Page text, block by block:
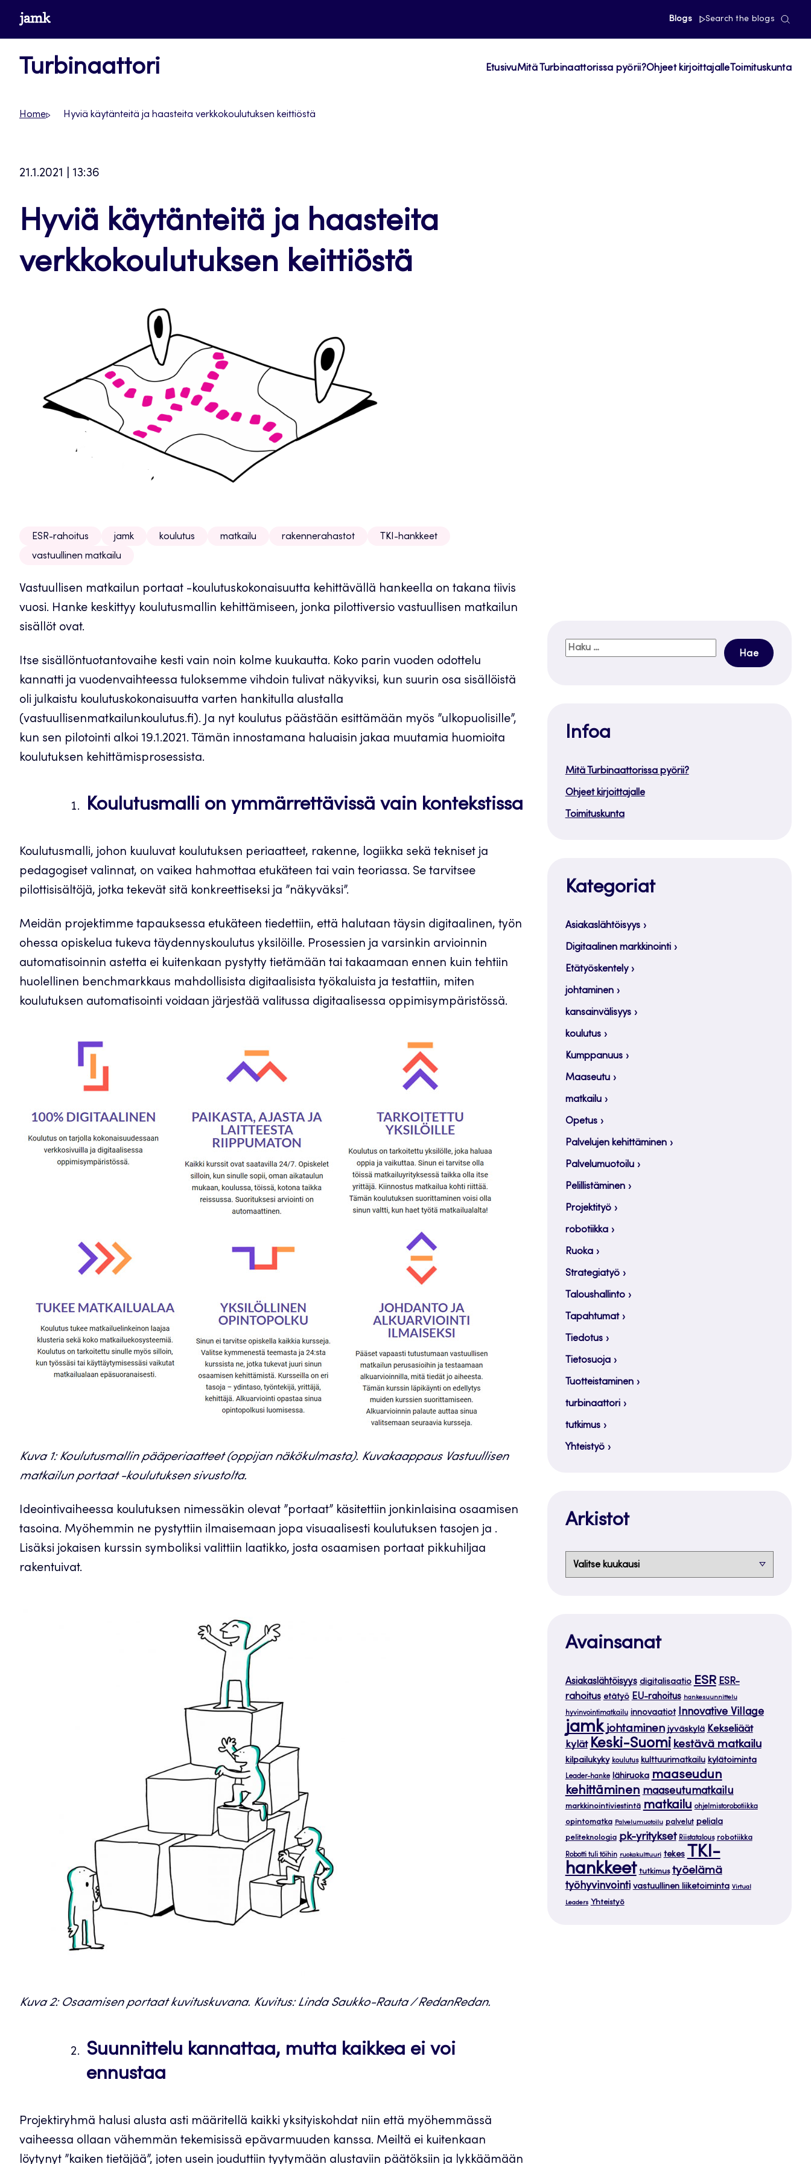
Siirrywww.jamk.fi Blogs Search the blogs
Turbinaattori EtusivuMitä Turbinaattorissa pyörii?Ohjeet kirjoittajalle Toimituskunta
Home Hyviä käytänteitä ja haasteita verkkokoulutuksen keittiöstä
21.1.2021 | 13:36
Hyviä käytänteitä ja haasteita
verkkokoulutuksen keittiöstä
ESR-rahoitus jamk koulutus matkailu rakennerahastot
TKI-hankkeet
vastuullinen matkailu
Vastuullisen matkailun portaat -koulutuskokonaisuutta kehittävällä hankeella on takana tiivis
vuosi. Hanke keskittyy koulutusmallin kehittämiseen, jonka pilottiversio vastuullisen matkailun
sisällöt ovat.
Itse sisällöntuotantovaihe kesti vain noin kolme kuukautta. Koko parin vuoden odottelu
kannatti ja vuodenvaihteessa tuloksemme vihdoin tulivat näkyviksi, kun suurin osa sisällöistä
oli julkaistu koulutuskokonaisuutta varten hankitulla alustalla
(vastuullisenmatkailunkoulutus.fi). Ja nyt koulutus päästään esittämään myös ”ulkopuolisille”,
kun sen pilotointi alkoi 19.1.2021. Tämän innostamana haluaisin jakaa muutamia huomioita
koulutuksen kehittämisprosessista.
Koulutusmalli on ymmärrettävissä vain kontekstissa
Koulutusmalli, johon kuuluvat koulutuksen periaatteet, rakenne, logiikka sekä tekniset ja
pedagogiset valinnat, on vaikea hahmottaa etukäteen tai vain teoriassa. Se tarvitsee
pilottisisältöjä, jotka tekevät sitä konkreettiseksi ja ”näkyväksi”.
Meidän projektimme tapauksessa etukäteen tiedettiin, että halutaan täysin digitaalinen, työn
ohessa opiskelua tukeva täydennyskoulutus yksilöille. Prosessien ja varsinkin arvioinnin
automatisoinnin astetta ei kuitenkaan pystytty tietämään tai takaamaan ennen kuin tehtiin
huolellinen benchmarkkaus mahdollisista digitaalisista työkaluista ja testattiin, miten
koulutuksen automatisointi voidaan järjestää valitussa digitaalisessa oppimisympäristössä.
Kuva 1: Koulutusmallin pääperiaatteet (oppijan näkökulmasta). Kuvakaappaus Vastuullisen
matkailun portaat -koulutuksen sivustolta.
Ideointivaiheessa koulutuksen nimessäkin olevat ”portaat” käsitettiin jonkinlaisina osaamisen
tasoina. Myöhemmin ne pystyttiin ilmaisemaan jopa visuaalisesti koulutuksen tasojen ja .
Lisäksi jokaisen kurssin symboliksi valittiin laatikko, josta osaamisen portaat pikkuhiljaa
rakentuivat.
Kuva 2: Osaamisen portaat kuvituskuvana. Kuvitus: Linda Saukko-Rauta / RedanRedan.
Suunnittelu kannattaa, mutta kaikkea ei voi
ennustaa
Projektiryhmä halusi alusta asti määritellä kaikki yksityiskohdat niin että myöhemmässä
vaiheessa ollaan vähemmän tekemisissä epävarmuuden kanssa. Meiltä ei kuitenkaan
löytynyt ”kaiken tietäjää”, joten usein jouduttiin tyytymään alustaviin päätöksiin ja lykkäämään
Haku:
Infoa
Mitä Turbinaattorissa pyörii?
Ohjeet kirjoittajalle
Toimituskunta
Kategoriat
Asiakaslähtöisyys
Digitaalinen markkinointi
Etätyöskentely
johtaminen
kansainvälisyys
koulutus
Kumppanuus
Maaseutu
matkailu
Opetus
Palvelujen kehittäminen
Palvelumuotoilu
Pelillistäminen
Projektityö
robotiikka
Ruoka
Strategiatyö
Taloushallinto
Tapahtumat
Tiedotus
Tietosuoja
Tuotteistaminen
turbinaattori
tutkimus
Yhteistyö
Arkistot
Arkistot
Avainsanat
Asiakaslähtöisyys digitalisaatio ESR ESR-
rahoitus etätyö EU-rahoitus hankesuunnittelu
hyvinvointimatkailu innovaatiot Innovative Village
jamk johtaminen jyväskylä Kekseliäät
kylät Keski-Suomi kestävä matkailu
kilpailukyky koulutus kulttuurimatkailu kylätoiminta
Leader-hanke lähiruoka maaseudun
kehittäminen maaseutumatkailu
markkinointiviestintä matkailu ohjelmistorobotiikka
opintomatka Palvelumuotoilu palvelut peliala
peliteknologia pk-yritykset Riistatalous robotiikka
Robotti tuli töihin ruokakulttuuri tekes
TKI-
hankkeet tutkimus työelämä
työhyvinvointi vastuullinen liiketoiminta Virtual
Leaders Yhteistyö